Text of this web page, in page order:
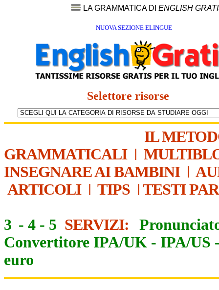
LA GRAMMATICA DI ENGLISH
NUOVA SEZIONE ELINGUE
Selettore risorse
IL
GRAMMATICALI|
INSEGNARE AI BAMBINI|
ARTICOLI| TIPS | TESTI
3 - 4 - 5 SERVIZI:
Convertitore IPA/UK - IPA/US
euro